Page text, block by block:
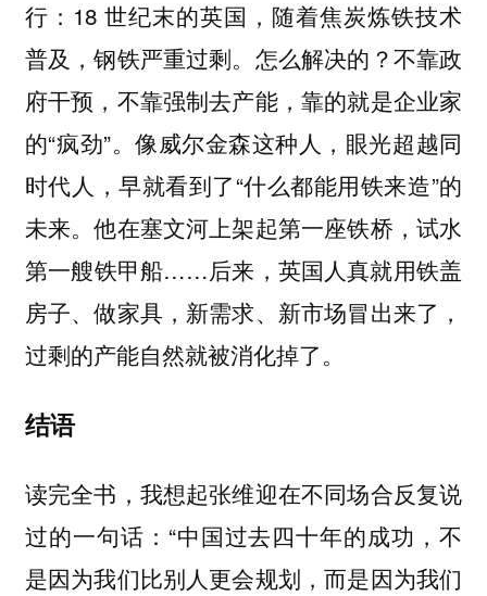
行：18 世纪末的英国，随着焦炭炼铁技术
普及，钢铁严重过剩。怎么解决的？不靠政
府干预，不靠强制去产能，靠的就是企业家
的“疯劲”。像威尔金森这种人，眼光超越同
时代人，早就看到了“什么都能用铁来造”的
未来。他在塞文河上架起第一座铁桥，试水
第一艘铁甲船……后来，英国人真就用铁盖
房子、做家具，新需求、新市场冒出来了，
过剩的产能自然就被消化掉了。
结语
读完全书，我想起张维迎在不同场合反复说
过的一句话：“中国过去四十年的成功，不
是因为我们比别人更会规划，而是因为我们